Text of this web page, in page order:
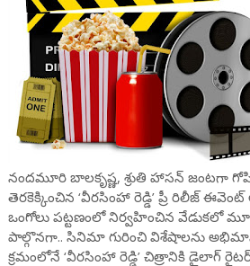
నందమూరి బాలకృష్ణ, శ్రుతి హాసన్ జంటగా
తెరకెక్కించిన ‘వీరసింహా రెడ్డి’ ప్రీ రిలీజ్
ఒంగోలు పట్టణంలో నిర్వహించిన వేడుకలో
పాల్గొనగా.. సినిమా గురించి విశేషాలను
క్రమంలోనే ‘వీరసింహా రెడ్డి’ చిత్రానికి